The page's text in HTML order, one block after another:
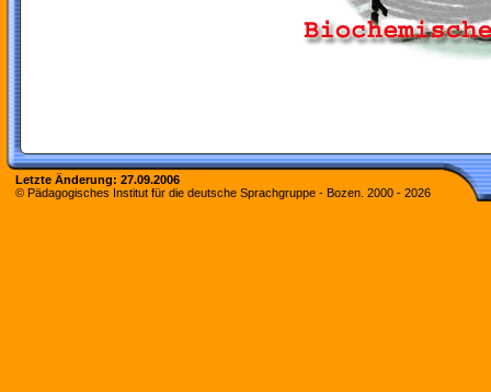
Letzte Änderung: 27.09.2006
© Pädagogisches Institut für die deutsche Sprachgruppe - Bozen. 2000 - 2026